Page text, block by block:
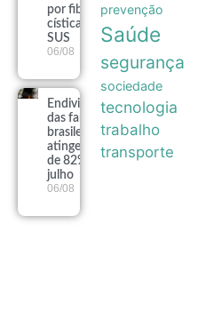
por fibrose
cística no
SUS
06/08
Endividamento
das famílias
brasileiras
atinge recorde
de 82% em
julho
06/08
prevenção
Saúde
segurança
sociedade
tecnologia
trabalho
transporte